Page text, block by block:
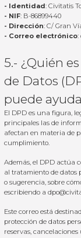
- Identidad: Civitatis
- NIF: B-86899440
- Dirección: C/ Gran
- Correo electrónico:
5.- ¿Quién
de Datos
puede
El DPD es una figura,
principales las de
afectan en materia de
cumplimiento.
Además, el DPD actúa
al tratamiento de datos
o sugerencia, sobre
escribiendo a
Este correo está
protección de datos
reservas,